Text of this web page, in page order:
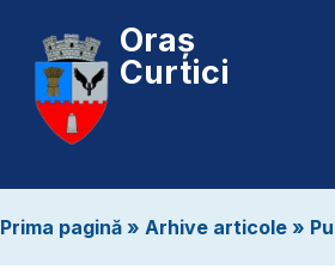
Oraș
Curtici
Prima pagină » Arhive articole »